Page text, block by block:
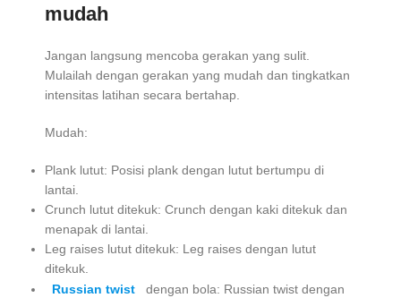
mudah
Jangan langsung mencoba gerakan yang sulit.
Mulailah dengan gerakan yang mudah dan tingkatkan
intensitas latihan secara bertahap.
Mudah:
Plank lutut: Posisi plank dengan lutut bertumpu di
lantai.
Crunch lutut ditekuk: Crunch dengan kaki ditekuk dan
menapak di lantai.
Leg raises lutut ditekuk: Leg raises dengan lutut
ditekuk.
Russian twist
dengan bola: Russian twist dengan